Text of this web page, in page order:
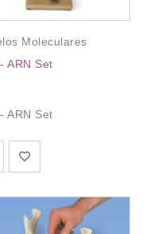
Moleculares
ARN Set
ARN Set